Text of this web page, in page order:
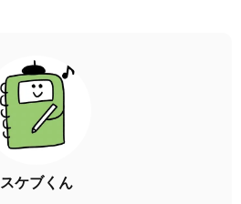
スケブくん